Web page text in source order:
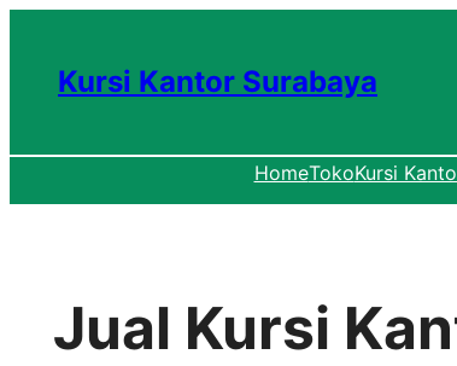
Kursi Kantor Surabaya
HomeTokoKursi
Jual Kursi